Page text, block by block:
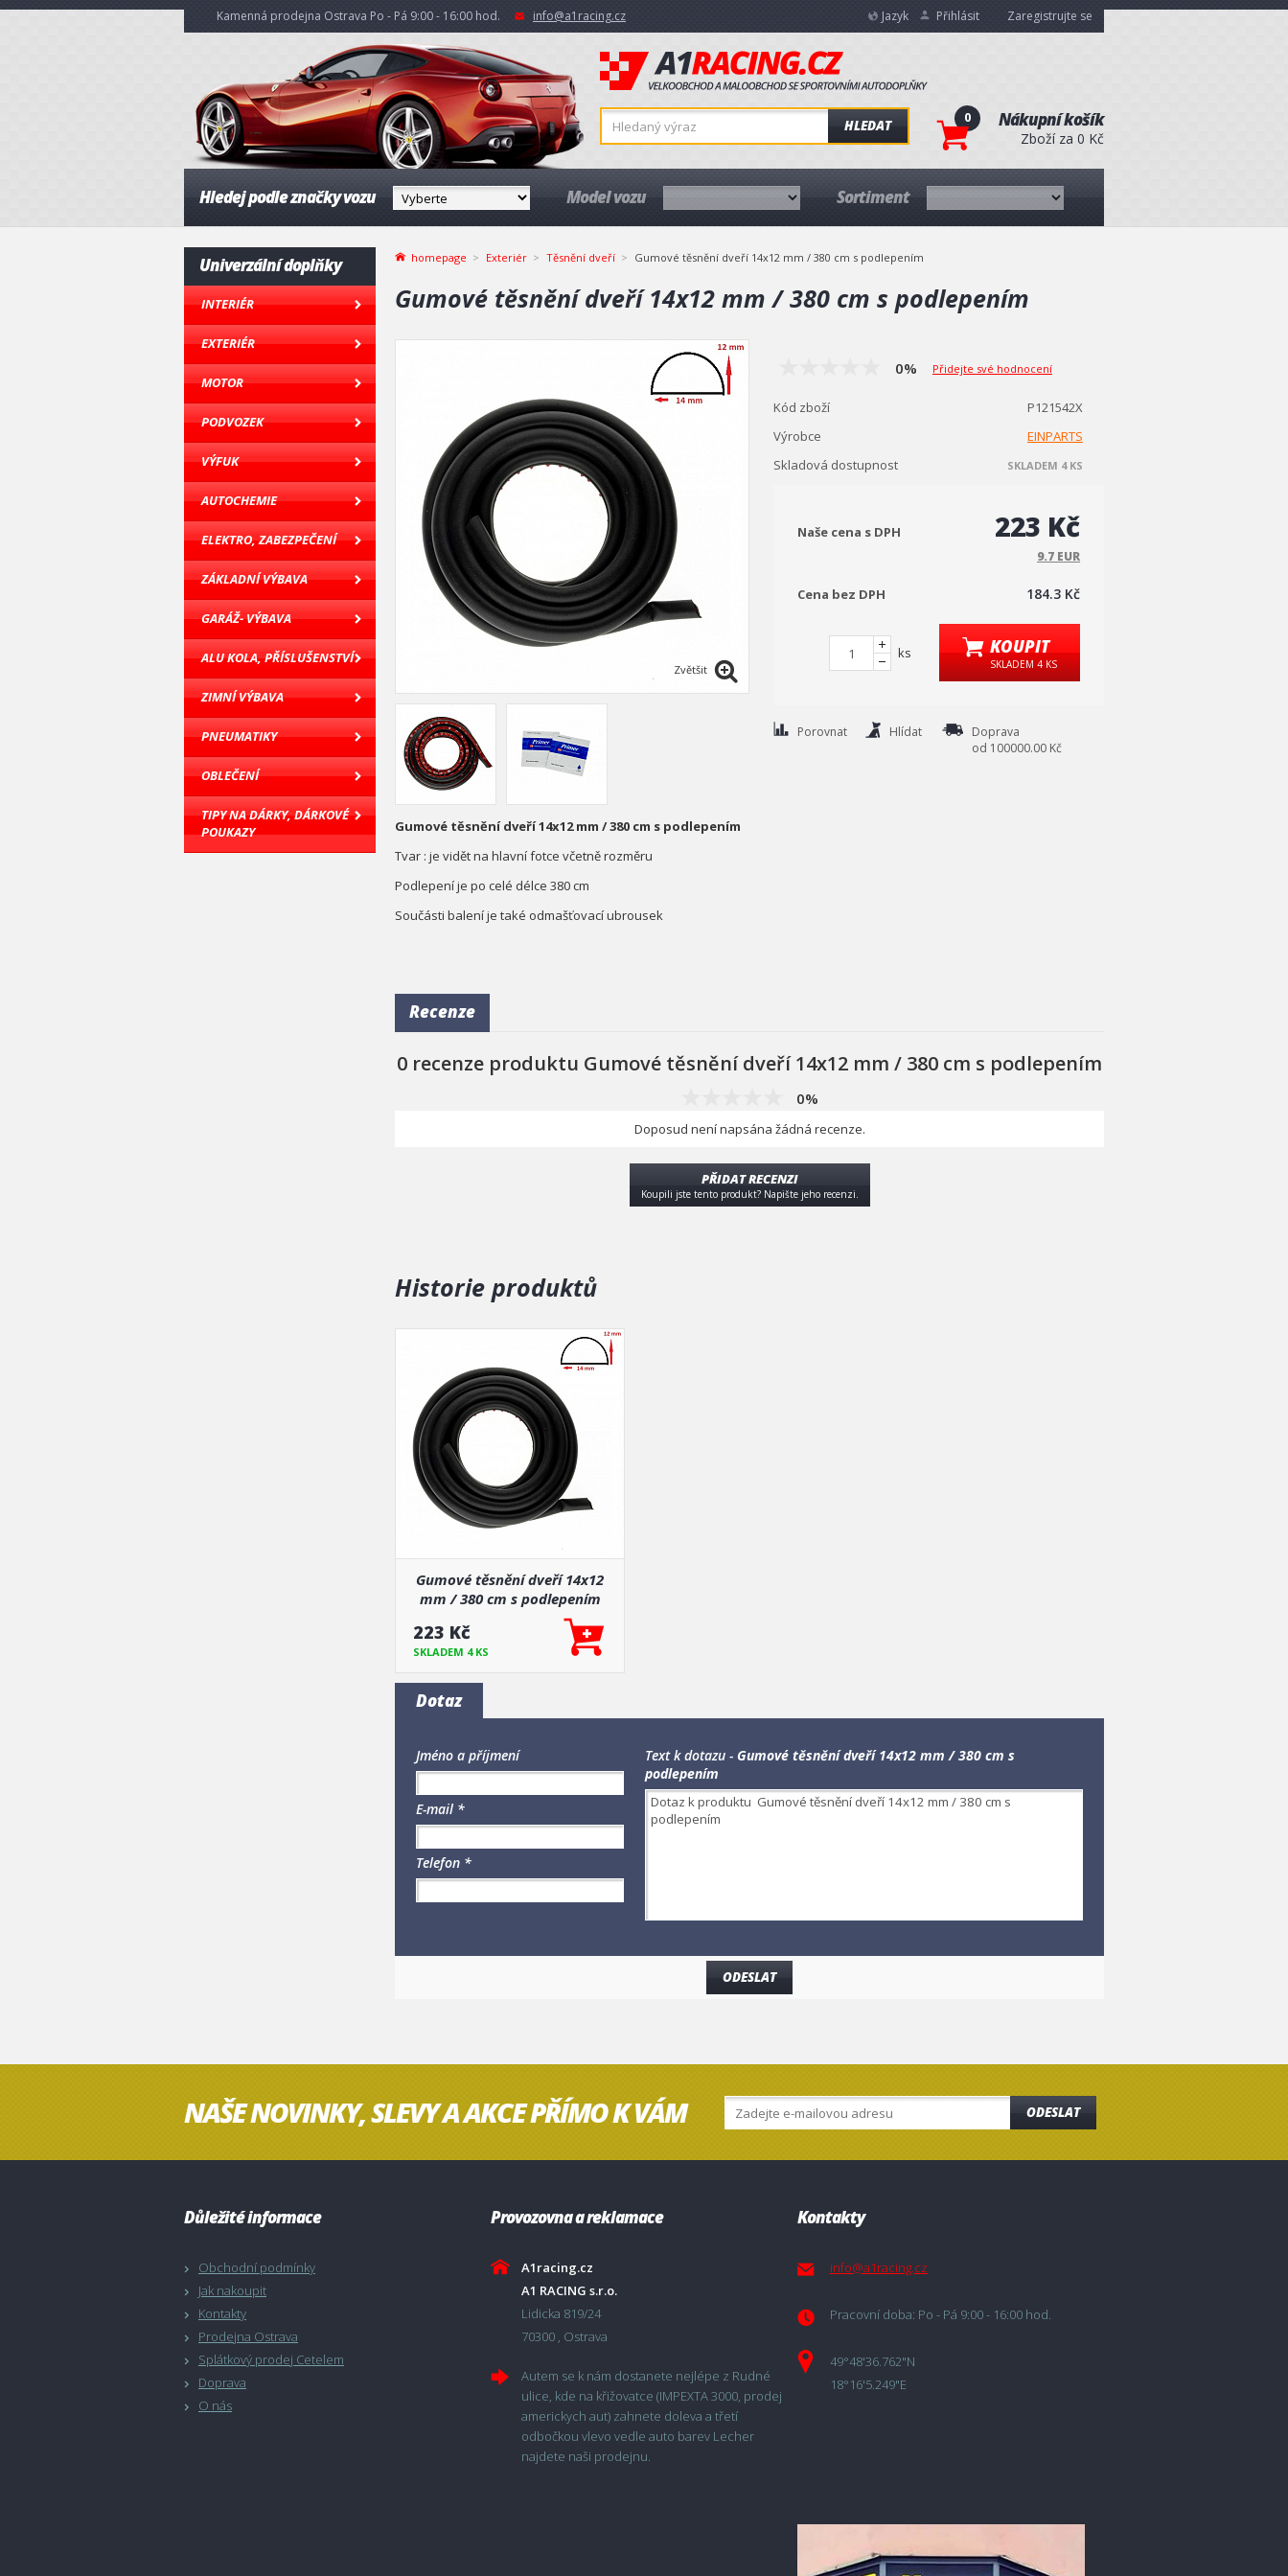
Kamenná prodejna Ostrava Po - Pá 9:00 - 16:00 hod. info@a1racing.cz Jazyk Přihlásit Zaregistrujte se
HLEDAT 0 Nákupní košík
Zboží za 0 Kč
Hledej podle značky vozu Model vozu Sortiment
Univerzální doplňky
INTERIÉR
EXTERIÉR
MOTOR
PODVOZEK
VÝFUK
AUTOCHEMIE
ELEKTRO, ZABEZPEČENÍ
ZÁKLADNÍ VÝBAVA
GARÁŽ- VÝBAVA
ALU KOLA, PŘÍSLUŠENSTVÍ
ZIMNÍ VÝBAVA
PNEUMATIKY
OBLEČENÍ
TIPY NA DÁRKY, DÁRKOVÉ
POUKAZY
homepage Exteriér Těsnění dveří Gumové těsnění dveří 14x12 mm / 380 cm s podlepením
Gumové těsnění dveří 14x12 mm / 380 cm s podlepením
Zvětšit
0% Přidejte své hodnocení
Kód zboží
P121542X
Výrobce
EINPARTS
Skladová dostupnost
SKLADEM 4 KS
Naše cena s DPH 223 Kč
9.7 EUR
Cena bez DPH 184.3 Kč
ks KOUPIT
SKLADEM 4 KS
Porovnat Hlídat
Doprava
od 100000.00 Kč
Gumové těsnění dveří 14x12 mm / 380 cm s podlepením
Tvar : je vidět na hlavní fotce včetně rozměru
Podlepení je po celé délce 380 cm
Součásti balení je také odmašťovací ubrousek
Recenze
0 recenze produktu Gumové těsnění dveří 14x12 mm / 380 cm s podlepením
0%
Doposud není napsána žádná recenze.
PŘIDAT RECENZI
Koupili jste tento produkt? Napište jeho recenzi.
Historie produktů
Gumové těsnění dveří 14x12
mm / 380 cm s podlepením
223 Kč
SKLADEM 4 KS
Dotaz
Jméno a příjmení
E-mail *
Telefon *
Text k dotazu - Gumové těsnění dveří 14x12 mm / 380 cm s
podlepením
NAŠE NOVINKY, SLEVY A AKCE PŘÍMO K VÁM ODESLAT
Důležité informace
Obchodní podmínky
Jak nakoupit
Kontakty
Prodejna Ostrava
Splátkový prodej Cetelem
Doprava
O nás
Provozovna a reklamace
A1racing.cz
A1 RACING s.r.o.
Lidicka 819/24
70300 , Ostrava
Autem se k nám dostanete nejlépe z Rudné
ulice, kde na křižovatce (IMPEXTA 3000, prodej
americkych aut) zahnete doleva a třetí
odbočkou vlevo vedle auto barev Lecher
najdete naši prodejnu.
Kontakty
info@a1racing.cz
Pracovní doba: Po - Pá 9:00 - 16:00 hod.
49°48'36.762"N
18°16'5.249"E